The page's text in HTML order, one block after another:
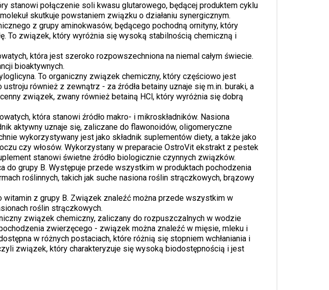
stanowi połączenie soli kwasu glutarowego, będącej produktem cyklu
skutkuje powstaniem związku o działaniu synergicznym.
z grupy aminokwasów, będącego pochodną ornityny, który
To związek, który wyróżnia się wysoką stabilnością chemiczną i
która jest szeroko rozpowszechniona na niemal całym świecie.
bioaktywnych.
To organiczny związek chemiczny, który częściowo jest
również z zewnątrz - za źródła betainy uznaje się m.in. buraki, a
związek, zwany również betainą HCl, który wyróżnia się dobrą
która stanowi źródło makro- i mikroskładników. Nasiona
aktywny uznaje się, zaliczane do flawonoidów, oligomeryczne
wykorzystywany jest jako składnik suplementów diety, a także jako
czy włosów. Wykorzystany w preparacie OstroVit ekstrakt z pestek
stanowi świetne źródło biologicznie czynnych związków.
do grupy B. Występuje przede wszystkim w produktach pochodzenia
roślinnych, takich jak suche nasiona roślin strączkowych, brązowy
z grupy B. Związek znaleźć można przede wszystkim w
roślin strączkowych.
związek chemiczny, zaliczany do rozpuszczalnych w wodzie
zwierzęcego - związek można znaleźć w mięsie, mleku i
w różnych postaciach, które różnią się stopniem wchłaniania i
związek, który charakteryzuje się wysoką biodostępnością i jest